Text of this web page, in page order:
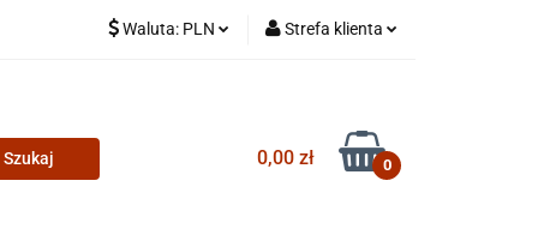
Waluta: PLN Strefa klienta
Zarejestruj się
Dodaj zgłoszenie
0,00 zł 0